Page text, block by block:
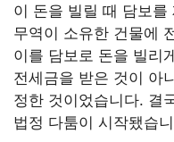
이 돈을 빌릴 때 담보를
무역이 소유한 건물에
이를 담보로 돈을 빌리
전세금을 받은 것이 아
정한 것이었습니다. 결
법정 다툼이 시작됐습